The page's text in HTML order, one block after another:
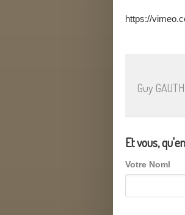
https://
Guy
Et vous,
Votre Noml